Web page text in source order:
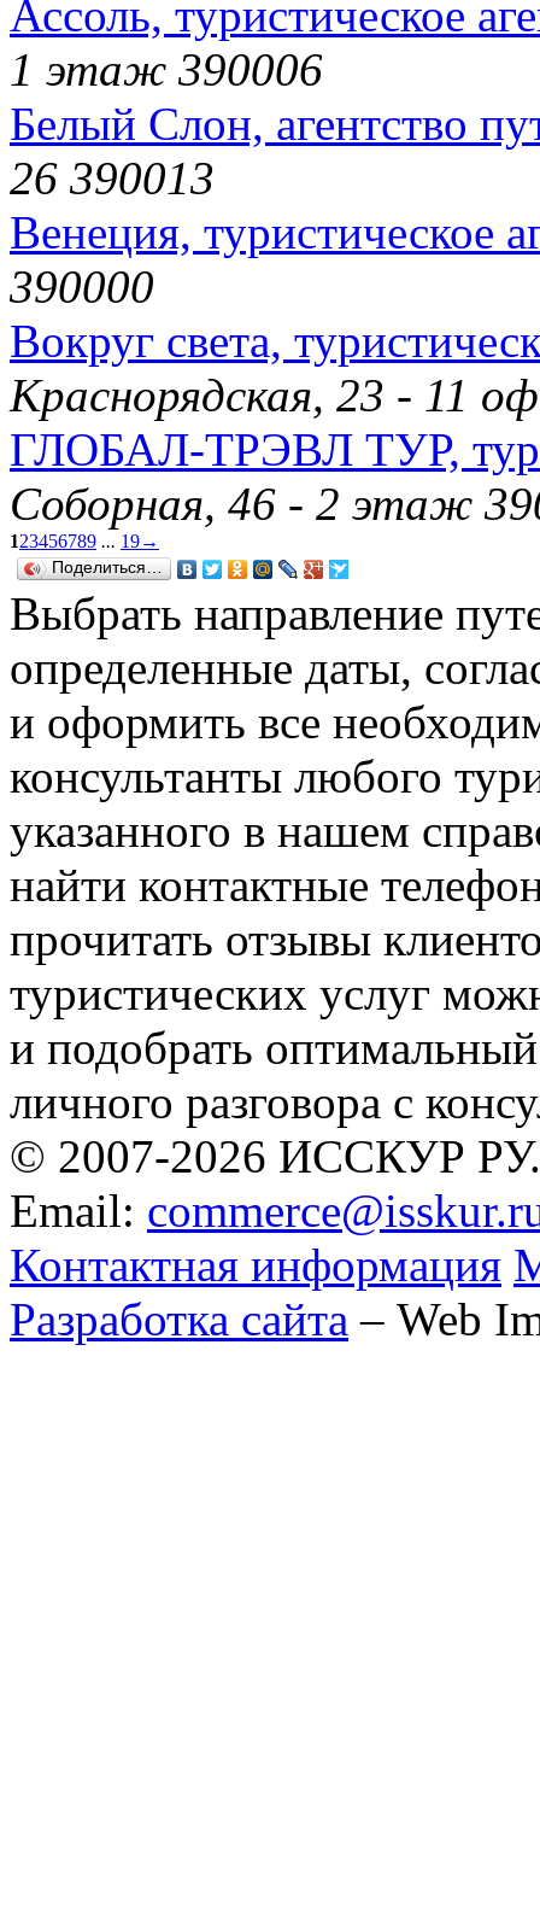
Ассоль, туристическое
1 этаж 390006
Белый Слон, агентство
26 390013
Венеция, туристическое
390000
Вокруг света,
Краснорядская, 23 - 11
ГЛОБАЛ-ТРЭВЛ ТУР,
Соборная, 46 - 2 этаж
123456789 ... 19→
Поделиться…
Выбрать направление
определенные даты,
и оформить все
консультанты любого
указанного в нашем
найти контактные
прочитать отзывы
туристических услуг
и подобрать
личного разговора с
© 2007-2026 ИССКУР РУ.
Email:
Контактная информация
Разработка сайта – Web